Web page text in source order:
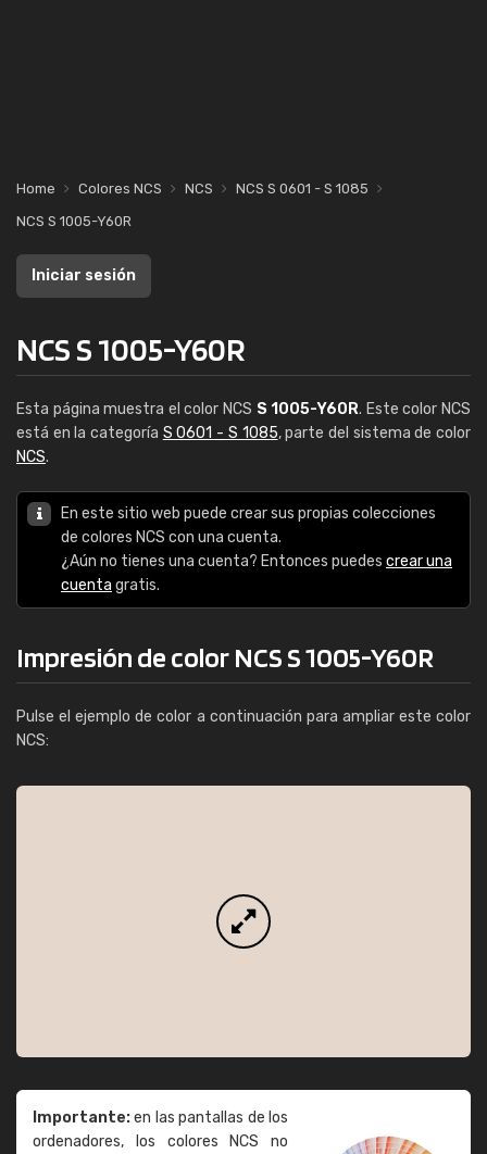
Home Colores NCS NCS
NCS S 0601 - S 1085
NCS S 1005-Y60R
Iniciar sesión
NCS S 1005-Y60R
Esta página muestra el color NCS S 1005-Y60R. Este color NCS
está en la categoría S 0601 - S 1085, parte del sistema de color
NCS.
En este sitio web puede crear sus propias colecciones
de colores NCS con una cuenta.
¿Aún no tienes una cuenta? Entonces puedes crear una
cuenta gratis.
Impresión de color NCS S 1005-Y60R
Pulse el ejemplo de color a continuación para ampliar este color
NCS:
Importante:en las pantallas de los
ordenadores, los colores NCS no